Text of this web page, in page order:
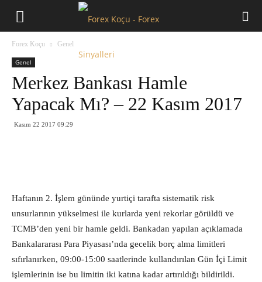
Forex Koçu Genel
Genel
Merkez Bankası Hamle
Yapacak Mı? – 22 Kasım 2017
Kasım 22 2017 09:29
Haftanın 2. İşlem gününde yurtiçi tarafta sistematik risk
unsurlarının yükselmesi ile kurlarda yeni rekorlar görüldü ve
TCMB’den yeni bir hamle geldi. Bankadan yapılan açıklamada
Bankalararası Para Piyasası’nda gecelik borç alma limitleri
sıfırlanırken, 09:00-15:00 saatlerinde kullandırılan Gün İçi Limit
işlemlerinin ise bu limitin iki katına kadar artırıldığı bildirildi.